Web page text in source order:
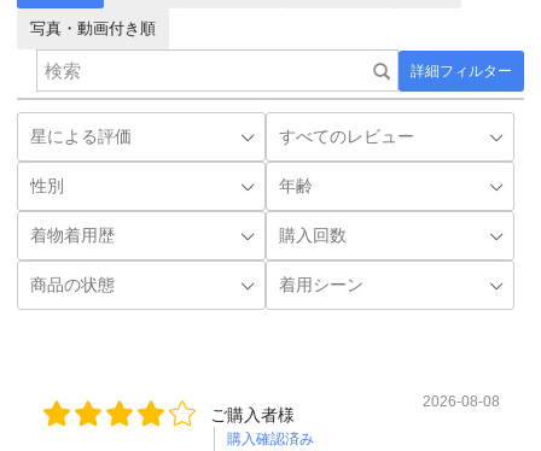
詳細フィルター
写真・動画付き順
ご購入者様
購入確認済み
2026-08-08